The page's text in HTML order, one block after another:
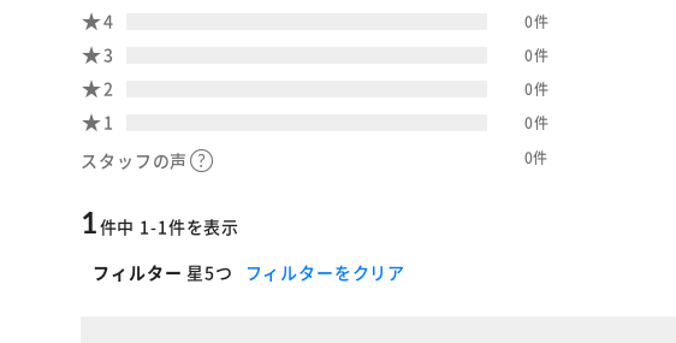
4 0件
3 0件
2 0件
1 0件
スタッフの声 0件
1件中 1-1件を表示
フィルター 星5つ フィルターをクリア